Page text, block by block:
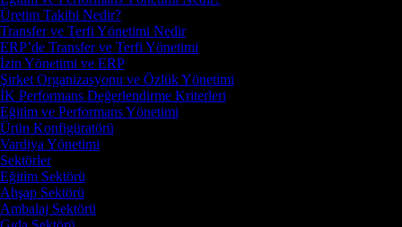
Üretim Takibi Nedir?
Transfer ve Terfi Yönetimi Nedir
ERP’de Transfer ve Terfi Yönetimi
İzin Yönetimi ve ERP
Şirket Organizasyonu ve Özlük Yönetimi
İK Performans Değerlendirme Kriterleri
Eğitim ve Performans Yönetimi
Ürün Konfigüratörü
Vardiya Yönetimi
Sektörler
Eğitim Sektörü
Ahşap Sektörü
Ambalaj Sektörü